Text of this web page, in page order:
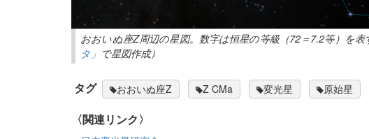
おおいぬ座Z周辺の星図。数字は恒星の等級（72＝7.2等）を
タ」 で星図作成）
タグ おおいぬ座Z Z CMa 変光星 原始星
〈関連リンク〉